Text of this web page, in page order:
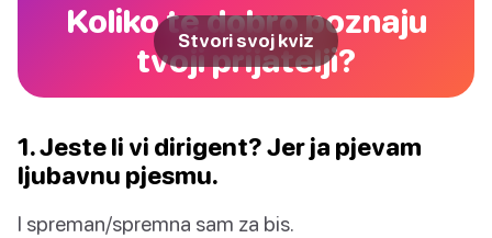
Koliko te dobro poznaju
tvoji prijatelji?
Stvori svoj kviz
1. Jeste li vi dirigent? Jer ja pjevam
ljubavnu pjesmu.
I spreman/spremna sam za bis.